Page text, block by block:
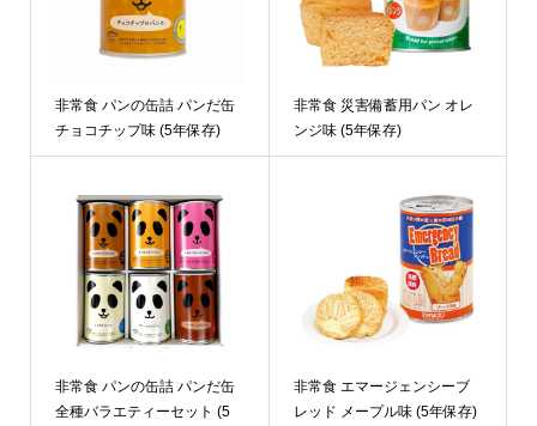
非常食 パンの缶詰 パンだ缶
チョコチップ味 (5年保存)
非常食 災害備蓄用パン オレ
ンジ味 (5年保存)
非常食 パンの缶詰 パンだ缶
全種バラエティーセット (5
非常食 エマージェンシーブ
レッド メープル味 (5年保存)